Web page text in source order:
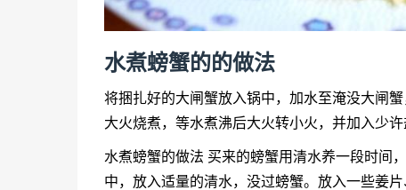
水煮螃蟹的的做法
将捆扎好的大闸蟹放入锅中，加水至淹没大闸
大火烧煮，等水煮沸后大火转小火，并加入少许
水煮螃蟹的做法 买来的螃蟹用清水养一段时间
中，放入适量的清水，没过螃蟹。放入一些姜